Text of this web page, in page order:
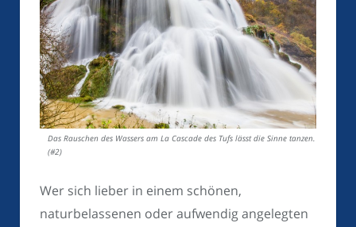
Das Rauschen des Wassers am La Cascade des Tufs lässt die Sinne tanzen.
(#2)
Wer sich lieber in einem schönen,
naturbelassenen oder aufwendig angelegten